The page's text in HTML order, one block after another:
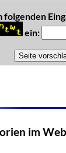
folgenden
ein:
im